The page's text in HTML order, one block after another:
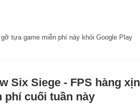
tựa game miễn phí này khỏi Google Play
Six Siege - FPS hàng xịn
cuối tuần này